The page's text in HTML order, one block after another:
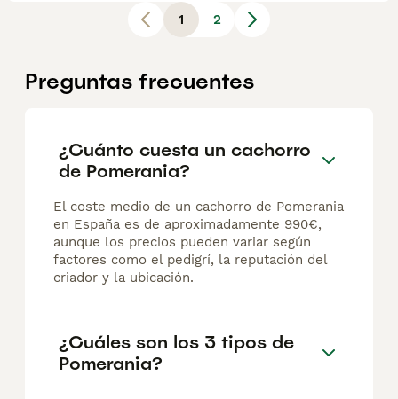
1 2
Preguntas frecuentes
¿Cuánto cuesta un cachorro
de Pomerania?
El coste medio de un cachorro de Pomerania
en España es de aproximadamente 990€,
aunque los precios pueden variar según
factores como el pedigrí, la reputación del
criador y la ubicación.
¿Cuáles son los 3 tipos de
Pomerania?